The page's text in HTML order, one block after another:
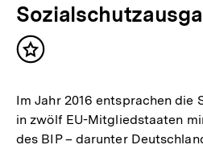
Inhalt
Im Jahr 2016 entsprachen die
in zwölf EU-Mitgliedstaaten
des BIP – darunter